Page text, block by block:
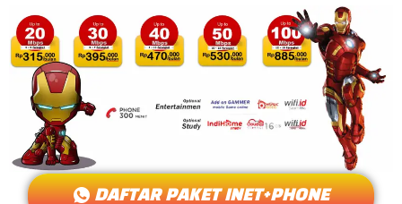
DAFTAR PAKET INET+PHONE